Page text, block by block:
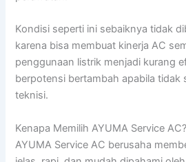
Kondisi seperti ini sebaiknya tidak
karena bisa membuat kinerja AC
penggunaan listrik menjadi kurang
berpotensi bertambah apabila tidak
teknisi.
Kenapa Memilih AYUMA Service AC?
AYUMA Service AC berusaha